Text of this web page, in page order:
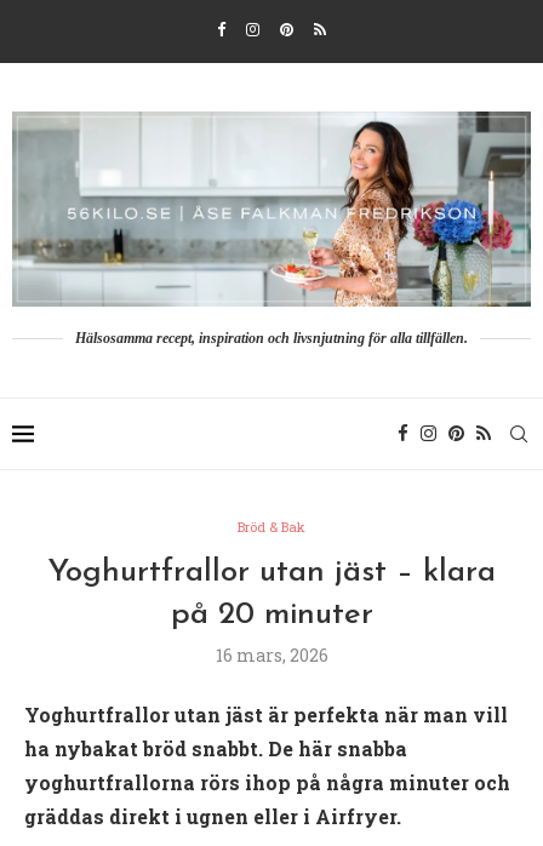
Hälsosamma recept, inspiration och livsnjutning för alla tillfällen.
Bröd & Bak
Yoghurtfrallor utan jäst – klara
på 20 minuter
16 mars, 2026
Yoghurtfrallor utan jäst är perfekta när man vill
ha nybakat bröd snabbt. De här snabba
yoghurtfrallorna rörs ihop på några minuter och
gräddas direkt i ugnen eller i Airfryer.